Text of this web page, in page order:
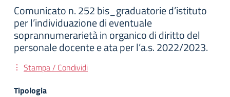
Comunicato n. 252 bis_graduatorie d’istituto
per l’individuazione di eventuale
soprannumerarietà in organico di diritto del
personale docente e ata per l’a.s. 2022/2023.
Stampa / Condividi
Tipologia